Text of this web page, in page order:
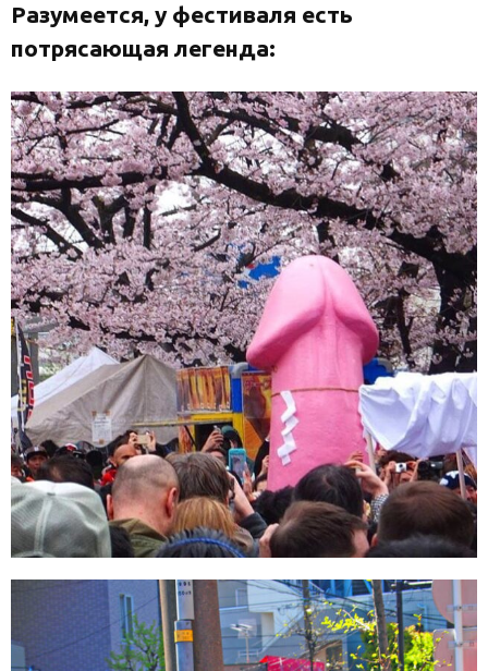
Разумеется, у фестиваля есть
потрясающая легенда: